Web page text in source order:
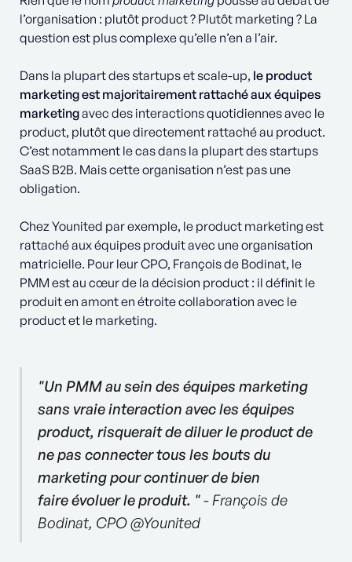
l’organisation : plutôt product ? Plutôt marketing ? La
question est plus complexe qu’elle n’en a l’air.
Dans la plupart des startups et scale-up, le product
marketing est majoritairement rattaché aux équipes
marketingavec des interactions quotidiennes avec le
product, plutôt que directement rattaché au product.
C’est notamment le cas dans la plupart des startups
SaaS B2B. Mais cette organisation n’est pas une
obligation.
Chez Younited par exemple, le product marketing est
rattaché aux équipes produit avec une organisation
matricielle. Pour leur CPO, François de Bodinat, le
PMM est au cœur de la décision product : il définit le
produit en amont en étroite collaboration avec le
product et le marketing.
"Un PMM au sein des équipes marketing
sans vraie interaction avec les équipes
product, risquerait de diluer le product de
ne pas connecter tous les bouts du
marketing pour continuer de bien
faire évoluer le produit. "- François de
Bodinat, CPO @Younited